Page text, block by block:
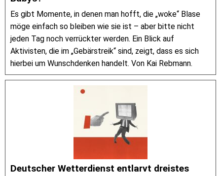
Es gibt Momente, in denen man hofft, die „woke“ Blase
möge einfach so bleiben wie sie ist – aber bitte nicht
jeden Tag noch verrückter werden. Ein Blick auf
Aktivisten, die im „Gebärstreik“ sind, zeigt, dass es sich
hierbei um Wunschdenken handelt. Von Kai Rebmann.
Deutscher Wetterdienst entlarvt dreistes